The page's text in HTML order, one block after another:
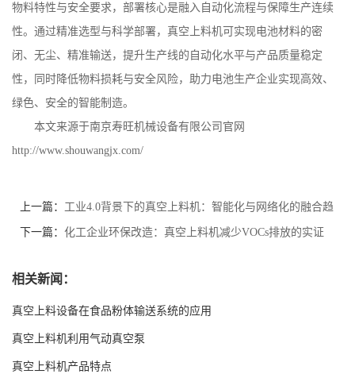
物料特性与安全要求，部署核心是融入自动化流程与保障生产连续
性。通过精准选型与科学部署，真空上料机可实现电池材料的密
闭、无尘、精准输送，提升生产线的自动化水平与产品质量稳定
性，同时降低物料损耗与安全风险，助力电池生产企业实现高效、
绿色、安全的智能制造。
本文来源于南京寿旺机械设备有限公司官网
http://www.shouwangjx.com/
上一篇： 工业4.0背景下的真空上料机：智能化与网络化的融合趋
势
下一篇： 化工企业环保改造：真空上料机减少VOCs排放的实证
相关新闻：
真空上料设备在食品粉体输送系统的应用
真空上料机利用气动真空泵
真空上料机产品特点